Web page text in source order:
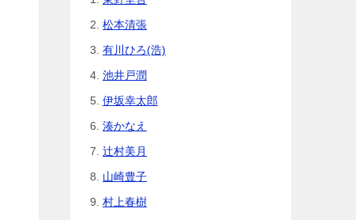
松本清張
有川ひろ(浩)
池井戸潤
伊坂幸太郎
湊かなえ
辻村美月
山崎豊子
村上春樹